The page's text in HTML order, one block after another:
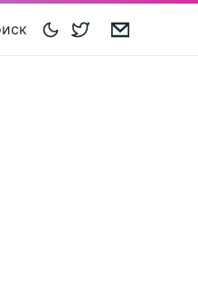
Blocoware on